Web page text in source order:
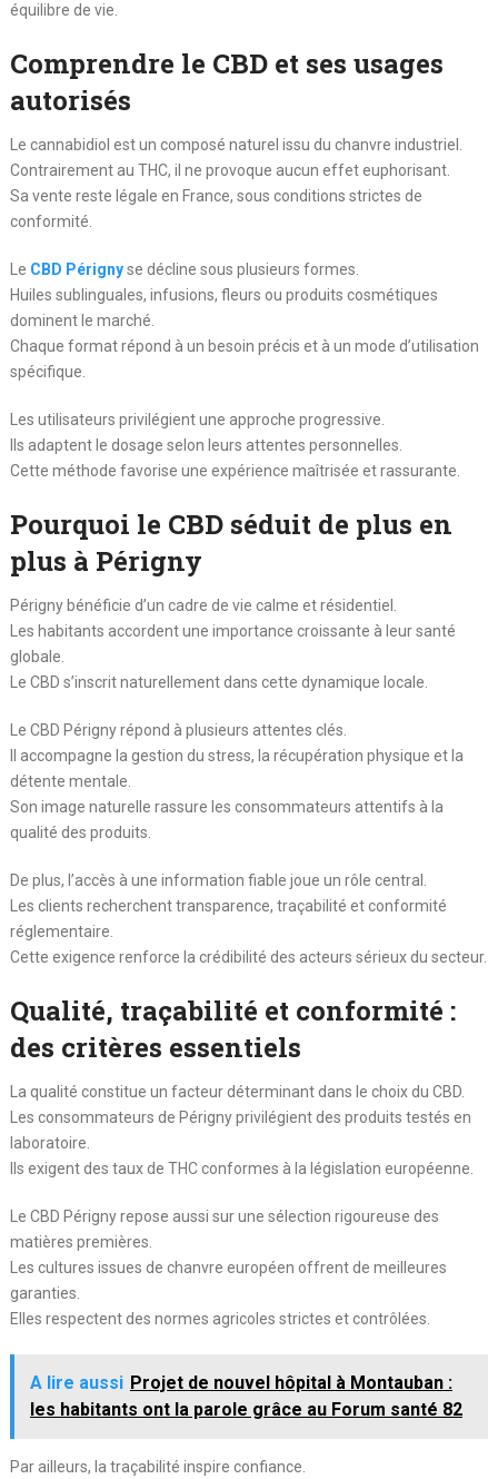
équilibre de vie.
Comprendre le CBD et ses usages
autorisés
Le cannabidiol est un composé naturel issu du chanvre industriel.
Contrairement au THC, il ne provoque aucun effet euphorisant.
Sa vente reste légale en France, sous conditions strictes de
conformité.
Le CBD Pérignyse décline sous plusieurs formes.
Huiles sublinguales, infusions, fleurs ou produits cosmétiques
dominent le marché.
Chaque format répond à un besoin précis et à un mode d’utilisation
spécifique.
Les utilisateurs privilégient une approche progressive.
Ils adaptent le dosage selon leurs attentes personnelles.
Cette méthode favorise une expérience maîtrisée et rassurante.
Pourquoi le CBD séduit de plus en
plus à Périgny
Périgny bénéficie d’un cadre de vie calme et résidentiel.
Les habitants accordent une importance croissante à leur santé
globale.
Le CBD s’inscrit naturellement dans cette dynamique locale.
Le CBD Périgny répond à plusieurs attentes clés.
Il accompagne la gestion du stress, la récupération physique et la
détente mentale.
Son image naturelle rassure les consommateurs attentifs à la
qualité des produits.
De plus, l’accès à une information fiable joue un rôle central.
Les clients recherchent transparence, traçabilité et conformité
réglementaire.
Cette exigence renforce la crédibilité des acteurs sérieux du secteur.
Qualité, traçabilité et conformité :
des critères essentiels
La qualité constitue un facteur déterminant dans le choix du CBD.
Les consommateurs de Périgny privilégient des produits testés en
laboratoire.
Ils exigent des taux de THC conformes à la législation européenne.
Le CBD Périgny repose aussi sur une sélection rigoureuse des
matières premières.
Les cultures issues de chanvre européen offrent de meilleures
garanties.
Elles respectent des normes agricoles strictes et contrôlées.
A lire aussi Projet de nouvel hôpital à Montauban :
les habitants ont la parole grâce au Forum santé 82
Par ailleurs, la traçabilité inspire confiance.